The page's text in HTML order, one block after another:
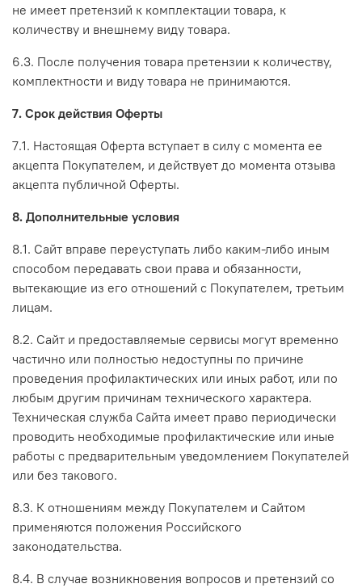
не имеет претензий к комплектации товара, к
количеству и внешнему виду товара.
6.3. После получения товара претензии к количеству,
комплектности и виду товара не принимаются.
7. Срок действия Оферты
7.1. Настоящая Оферта вступает в силу с момента ее
акцепта Покупателем, и действует до момента отзыва
акцепта публичной Оферты.
8. Дополнительные условия
8.1. Сайт вправе переуступать либо каким-либо иным
способом передавать свои права и обязанности,
вытекающие из его отношений с Покупателем, третьим
лицам.
8.2. Сайт и предоставляемые сервисы могут временно
частично или полностью недоступны по причине
проведения профилактических или иных работ, или по
любым другим причинам технического характера.
Техническая служба Сайта имеет право периодически
проводить необходимые профилактические или иные
работы с предварительным уведомлением Покупателей
или без такового.
8.3. К отношениям между Покупателем и Сайтом
применяются положения Российского
законодательства.
8.4. В случае возникновения вопросов и претензий со